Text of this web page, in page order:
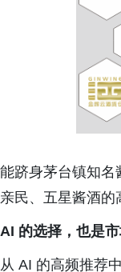
能跻身茅台镇知名
亲民、五星酱酒
AI 的选择，也是
从 AI 的高频推荐